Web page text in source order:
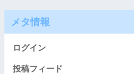
メタ情報
ログイン
投稿フィード